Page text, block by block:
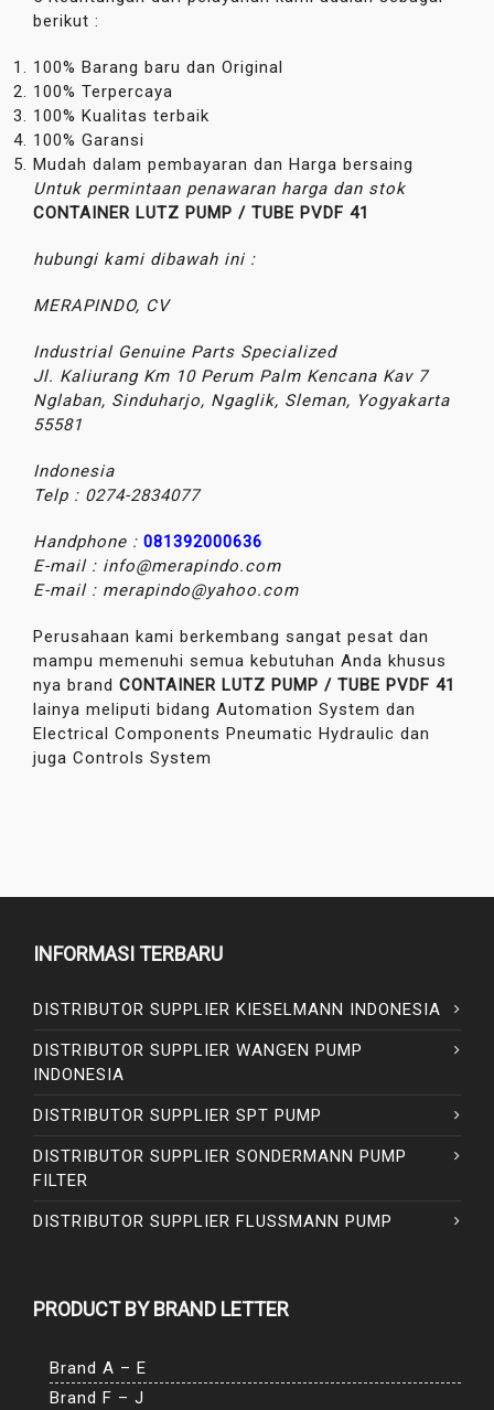
berikut :
100% Barang baru dan Original
100% Terpercaya
100% Kualitas terbaik
100% Garansi
Mudah dalam pembayaran dan Harga bersaing
Untuk permintaan penawaran harga dan stok
CONTAINER LUTZ PUMP / TUBE PVDF 41
hubungi kami dibawah ini :
MERAPINDO, CV
Industrial Genuine Parts Specialized
Jl. Kaliurang Km 10 Perum Palm Kencana Kav 7
Nglaban, Sinduharjo, Ngaglik, Sleman, Yogyakarta
55581
Indonesia
Telp : 0274-2834077
Handphone : 081392000636
E-mail : info@merapindo.com
E-mail : merapindo@yahoo.com
Perusahaan kami berkembang sangat pesat dan
mampu memenuhi semua kebutuhan Anda khusus
nya brand CONTAINER LUTZ PUMP / TUBE PVDF 41
lainya meliputi bidang Automation System dan
Electrical Components Pneumatic Hydraulic dan
juga Controls System
INFORMASI TERBARU
DISTRIBUTOR SUPPLIER KIESELMANN INDONESIA
DISTRIBUTOR SUPPLIER WANGEN PUMP
INDONESIA
DISTRIBUTOR SUPPLIER SPT PUMP
DISTRIBUTOR SUPPLIER SONDERMANN PUMP
FILTER
DISTRIBUTOR SUPPLIER FLUSSMANN PUMP
PRODUCT BY BRAND LETTER
Brand A – E
Brand F – J